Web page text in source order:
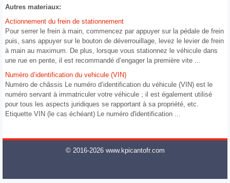
Autres materiaux:
Actionnement du frein de stationnement
Pour serrer le frein à main, commencez par appuyer sur la pédale de frein
puis, sans appuyer sur le bouton de déverrouillage, levez le levier de frein
à main au maximum. De plus, lorsque vous stationnez le véhicule dans
une rue en pente, il est recommandé d’engager la première vite ...
Numéro d’identification du vehicule (VIN)
Numéro de châssis Le numéro d’identification du véhicule (VIN) est le
numéro servant à immatriculer votre véhicule ; il est également utilisé
pour tous les aspects juridiques se rapportant à sa propriété, etc.
Etiquette VIN (le cas échéant) Le numéro d'identification ...
© 2016-2026 www.kpicantofr.com